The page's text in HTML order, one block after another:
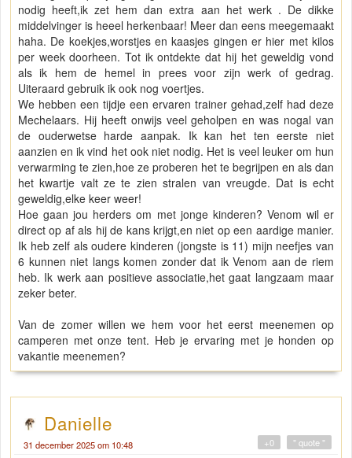
nodig heeft,ik zet hem dan extra aan het werk . De dikke
middelvinger is heeel herkenbaar! Meer dan eens meegemaakt
haha. De koekjes,worstjes en kaasjes gingen er hier met kilos
per week doorheen. Tot ik ontdekte dat hij het geweldig vond
als ik hem de hemel in prees voor zijn werk of gedrag.
Uiteraard gebruik ik ook nog voertjes.
We hebben een tijdje een ervaren trainer gehad,zelf had deze
Mechelaars. Hij heeft onwijs veel geholpen en was nogal van
de ouderwetse harde aanpak. Ik kan het ten eerste niet
aanzien en ik vind het ook niet nodig. Het is veel leuker om hun
verwarming te zien,hoe ze proberen het te begrijpen en als dan
het kwartje valt ze te zien stralen van vreugde. Dat is echt
geweldig,elke keer weer!
Hoe gaan jou herders om met jonge kinderen? Venom wil er
direct op af als hij de kans krijgt,en niet op een aardige manier.
Ik heb zelf als oudere kinderen (jongste is 11) mijn neefjes van
6 kunnen niet langs komen zonder dat ik Venom aan de riem
heb. Ik werk aan positieve associatie,het gaat langzaam maar
zeker beter.
Van de zomer willen we hem voor het eerst meenemen op
camperen met onze tent. Heb je ervaring met je honden op
vakantie meenemen?
Danielle
31 december 2025 om 10:48 " quote "
+0